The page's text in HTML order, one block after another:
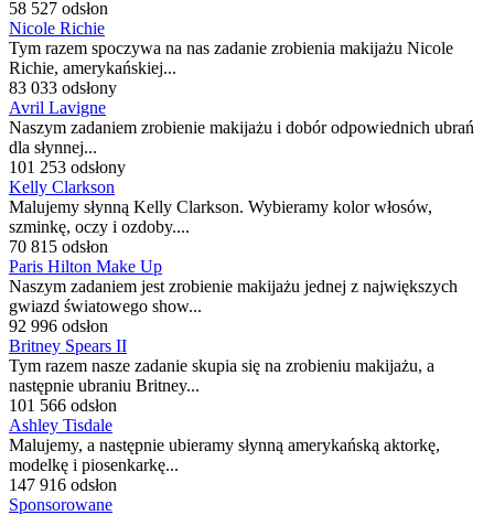
58 527 odsłon
Nicole Richie
Tym razem spoczywa na nas zadanie zrobienia makijażu Nicole
Richie, amerykańskiej...
83 033 odsłony
Avril Lavigne
Naszym zadaniem zrobienie makijażu i dobór odpowiednich ubrań
dla słynnej...
101 253 odsłony
Kelly Clarkson
Malujemy słynną Kelly Clarkson. Wybieramy kolor włosów,
szminkę, oczy i ozdoby....
70 815 odsłon
Paris Hilton Make Up
Naszym zadaniem jest zrobienie makijażu jednej z największych
gwiazd światowego show...
92 996 odsłon
Britney Spears II
Tym razem nasze zadanie skupia się na zrobieniu makijażu, a
następnie ubraniu Britney...
101 566 odsłon
Ashley Tisdale
Malujemy, a następnie ubieramy słynną amerykańską aktorkę,
modelkę i piosenkarkę...
147 916 odsłon
Sponsorowane